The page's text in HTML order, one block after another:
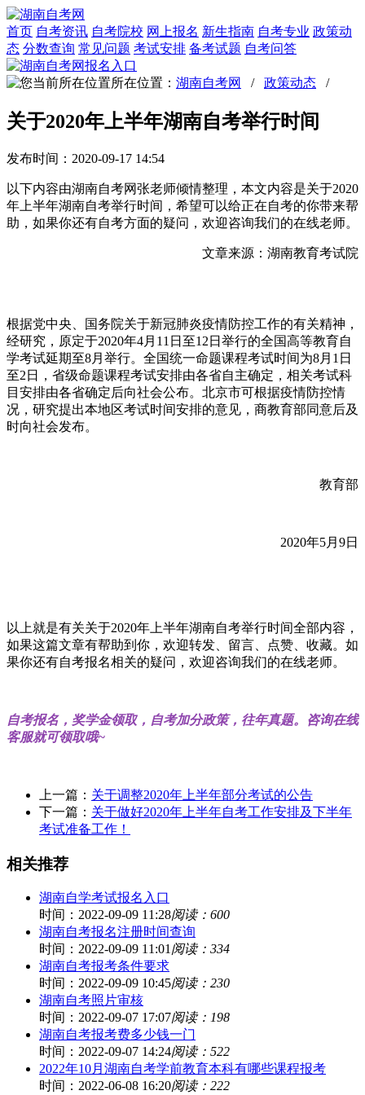
首页 自考资讯 自考院校 网上报名 新生指南 自考专业 政策动
态 分数查询 常见问题 考试安排 备考试题 自考问答
所在位置： 湖南自考网 / 政策动态 /
关于2020年上半年湖南自考举行时间
发布时间：2020-09-17 14:54
以下内容由湖南自考网张老师倾情整理，本文内容是关于2020
年上半年湖南自考举行时间，希望可以给正在自考的你带来帮
助，如果你还有自考方面的疑问，欢迎咨询我们的在线老师。
文章来源：湖南教育考试院
根据党中央、国务院关于新冠肺炎疫情防控工作的有关精神，
经研究，原定于2020年4月11日至12日举行的全国高等教育自
学考试延期至8月举行。全国统一命题课程考试时间为8月1日
至2日，省级命题课程考试安排由各省自主确定，相关考试科
目安排由各省确定后向社会公布。北京市可根据疫情防控情
况，研究提出本地区考试时间安排的意见，商教育部同意后及
时向社会发布。
教育部
2020年5月9日
以上就是有关关于2020年上半年湖南自考举行时间全部内容，
如果这篇文章有帮助到你，欢迎转发、留言、点赞、收藏。如
果你还有自考报名相关的疑问，欢迎咨询我们的在线老师。
自考报名，奖学金领取，自考加分政策，往年真题。咨询在线
客服就可领取哦~
上一篇： 关于调整2020年上半年部分考试的公告
下一篇： 关于做好2020年上半年自考工作安排及下半年
考试准备工作！
相关推荐
湖南自学考试报名入口
时间：2022-09-09 11:28阅读：600
湖南自考报名注册时间查询
时间：2022-09-09 11:01 阅读：334
湖南自考报考条件要求
时间：2022-09-09 10:45阅读：230
湖南自考照片审核
时间：2022-09-07 17:07阅读：198
湖南自考报考费多少钱一门
时间：2022-09-07 14:24阅读：522
2022年10月湖南自考学前教育本科有哪些课程报考
时间：2022-06-08 16:20阅读：222